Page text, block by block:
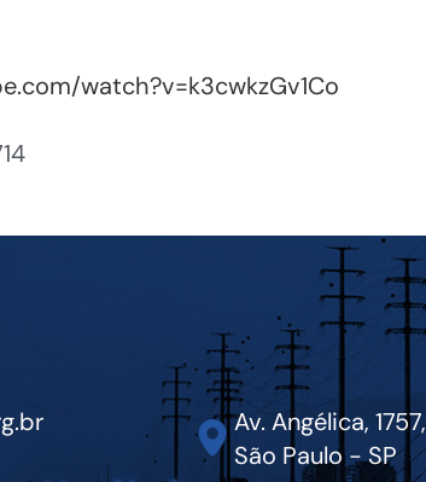
watch?v=k3cwkzGv1Co
Av. Angélica,
São Paulo - SP